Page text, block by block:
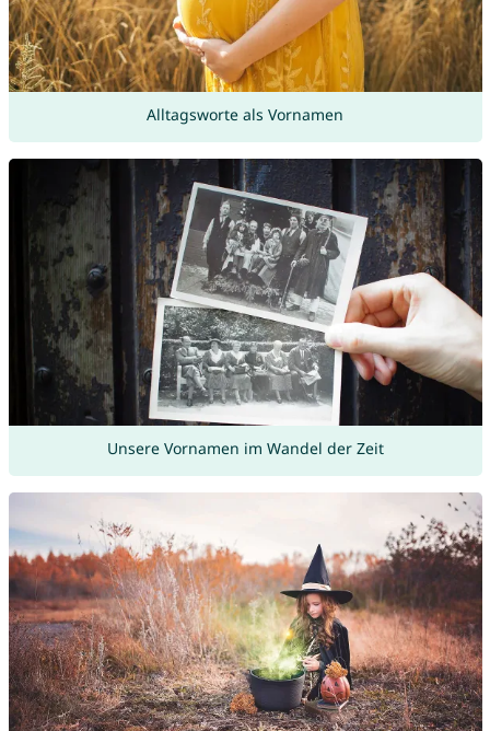
Alltagsworte als Vornamen
Unsere Vornamen im Wandel der Zeit